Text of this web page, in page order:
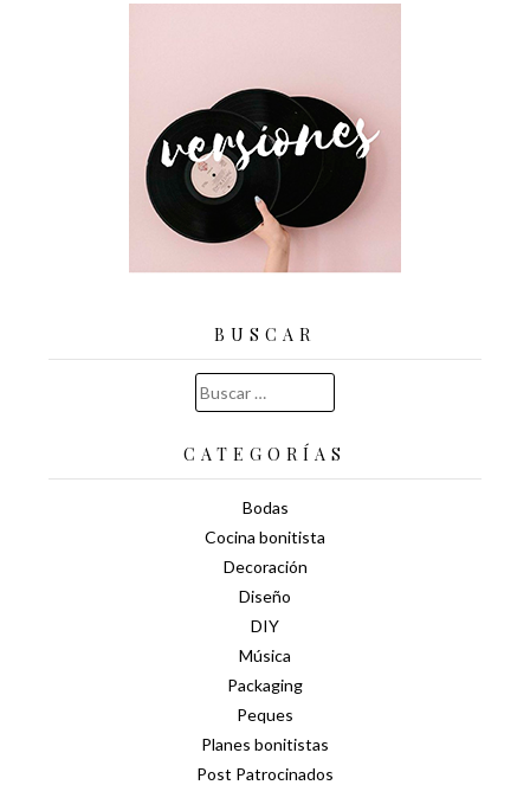
BUSCAR
Buscar:
CATEGORÍAS
Bodas
Cocina bonitista
Decoración
Diseño
DIY
Música
Packaging
Peques
Planes bonitistas
Post Patrocinados